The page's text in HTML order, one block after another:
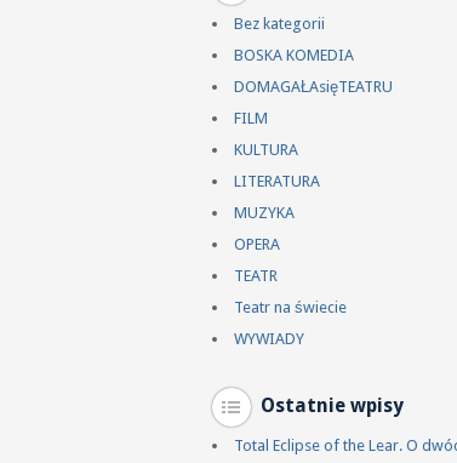
Bez kategorii
BOSKA KOMEDIA
DOMAGAŁAsięTEATRU
FILM
KULTURA
LITERATURA
MUZYKA
OPERA
TEATR
Teatr na świecie
WYWIADY
Ostatnie wpisy
Total Eclipse of the Lear. O